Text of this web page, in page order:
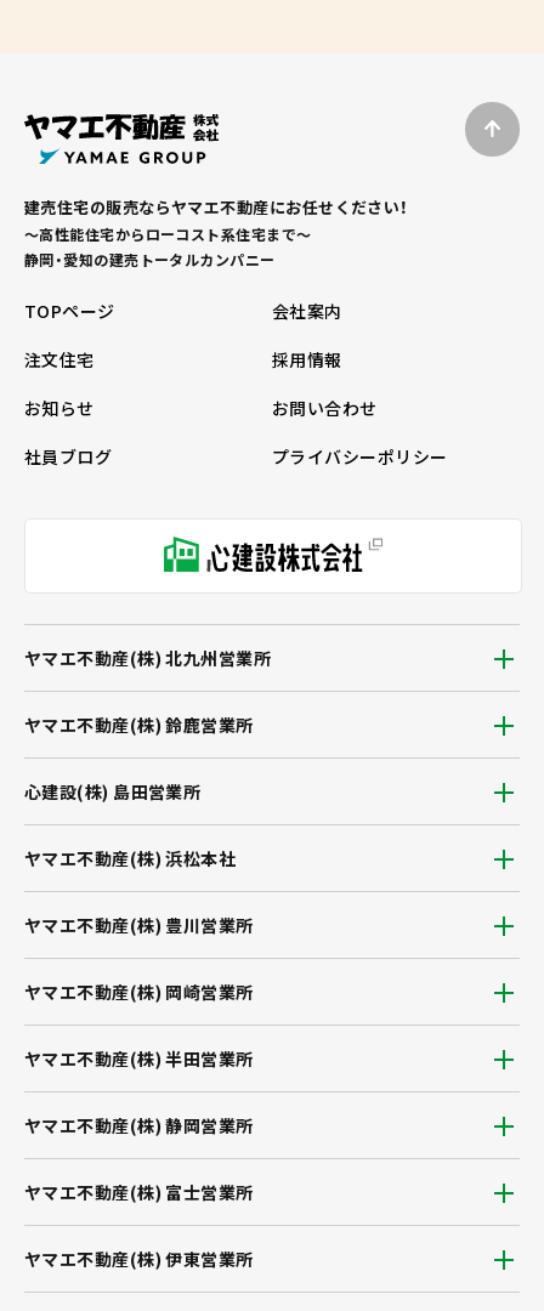
建売住宅の販売ならヤマエ不動産にお任せください！
～高性能住宅からローコスト系住宅まで～
静岡・愛知の建売トータルカンパニー
TOPページ
会社案内
注文住宅
採用情報
お知らせ
お問い合わせ
社員ブログ
プライバシーポリシー
ヤマエ不動産(株) 浜松本社
ヤマエ不動産(株) 静岡営業所
ヤマエ不動産(株) 豊川営業所
ヤマエ不動産(株) 富士営業所
ヤマエ不動産(株) 岡崎営業所
ヤマエ不動産(株) 伊東営業所
ヤマエ不動産(株) 半田営業所
ヤマエ不動産(株) 北九州営業所
ヤマエ不動産(株) 鈴鹿営業所
心建設(株) 島田営業所